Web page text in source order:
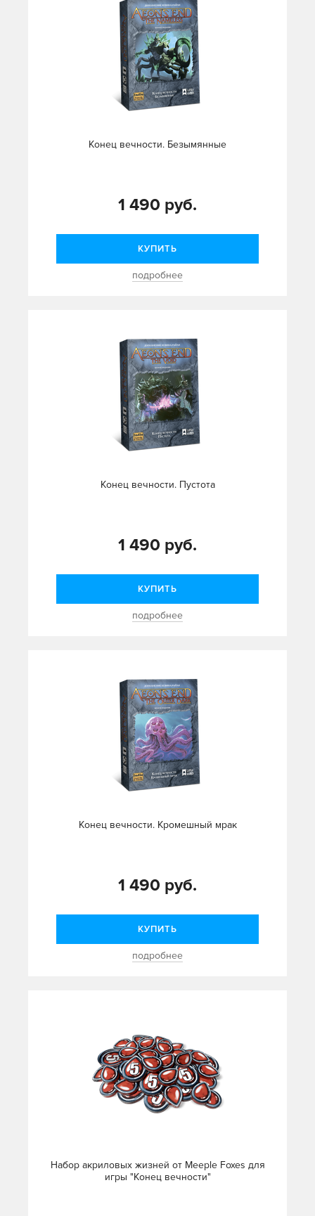
Конец вечности. Безымянные
1 490 руб.
КУПИТЬ
подробнее
Конец вечности. Пустота
1 490 руб.
КУПИТЬ
подробнее
Конец вечности. Кромешный мрак
1 490 руб.
КУПИТЬ
подробнее
Набор акриловых жизней от Meeple Foxes для
игры "Конец вечности"